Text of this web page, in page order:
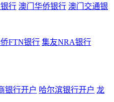
行 澳门华侨银行 澳门交通银
FTN银行 集友NRA银行
银行开户 哈尔滨银行开户 龙